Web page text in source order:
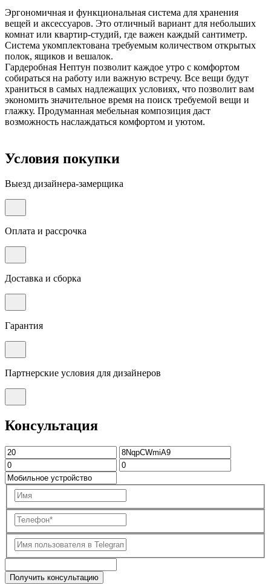
Эргономичная и функциональная система для хранения
вещей и аксессуаров. Это отличный вариант для небольших
комнат или квартир-студий, где важен каждый сантиметр.
Система укомплектована требуемым количеством открытых
полок, ящиков и вешалок.
Гардеробная Нептун позволит каждое утро с комфортом
собираться на работу или важную встречу. Все вещи будут
храниться в самых надлежащих условиях, что позволит вам
экономить значительное время на поиск требуемой вещи и
глажку. Продуманная мебельная композиция даст
возможность наслаждаться комфортом и уютом.
Условия покупки
Выезд дизайнера-замерщика
Оплата и рассрочка
Доставка и сборка
Гарантия
Партнерские условия для дизайнеров
Консультация
Получить консультацию